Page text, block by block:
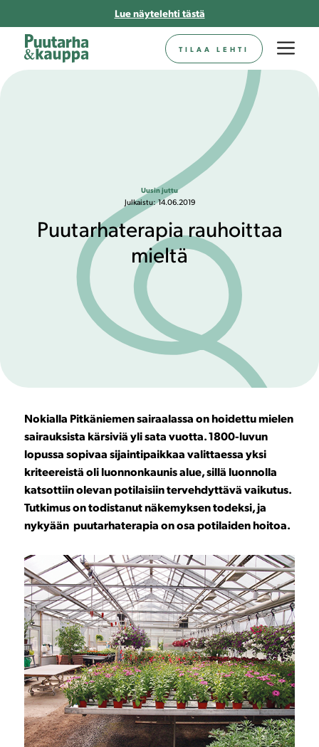
Lue näytelehti tästä
TILAA LEHTI
Uusin juttu
Julkaistu: 14.06.2019
Puutarhaterapia rauhoittaa
mieltä
Nokialla Pitkäniemen sairaalassa on hoidettu mielen
sairauksista kärsiviä yli sata vuotta. 1800-luvun
lopussa sopivaa sijaintipaikkaa valittaessa yksi
kriteereistä oli luonnonkaunis alue, sillä luonnolla
katsottiin olevan potilaisiin tervehdyttävä vaikutus.
Tutkimus on todistanut näkemyksen todeksi, ja
nykyään puutarhaterapia on osa potilaiden hoitoa.